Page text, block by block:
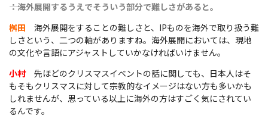
――：海外展開するうえでそういう部分で難しさがあると。
桝田 海外展開をすることの難しさと、IPものを海外で取り扱う難
しさという、二つの軸がありますね。海外展開においては、現地
の文化や言語にアジャストしていかなければいけません。
小村先ほどのクリスマスイベントの話に関しても、日本人はそ
もそもクリスマスに対して宗教的なイメージはない方も多いかも
しれませんが、思っている以上に海外の方はすごく気にされてい
るんです。